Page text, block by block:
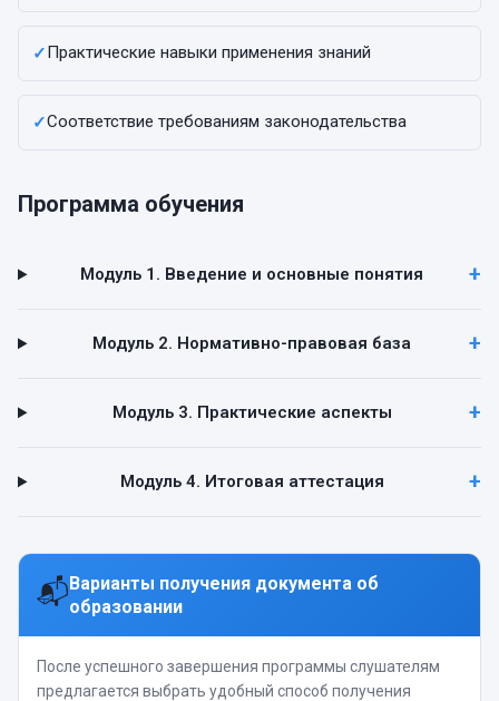
✓Практические навыки применения знаний
✓Соответствие требованиям законодательства
Программа обучения
Модуль 1. Введение и основные понятия
Модуль 2. Нормативно-правовая база
Модуль 3. Практические аспекты
Модуль 4. Итоговая аттестация
📬Варианты получения документа об
образовании
После успешного завершения программы слушателям
предлагается выбрать удобный способ получения